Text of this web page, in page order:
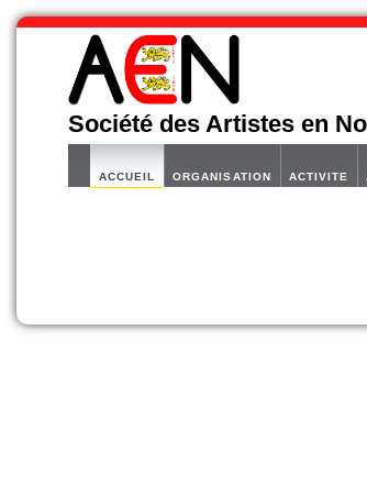
Société des Artistes en
ACCUEIL ORGANISATION ACTIVITE